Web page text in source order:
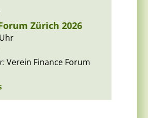
Zürich 2026
Verein Finance Forum